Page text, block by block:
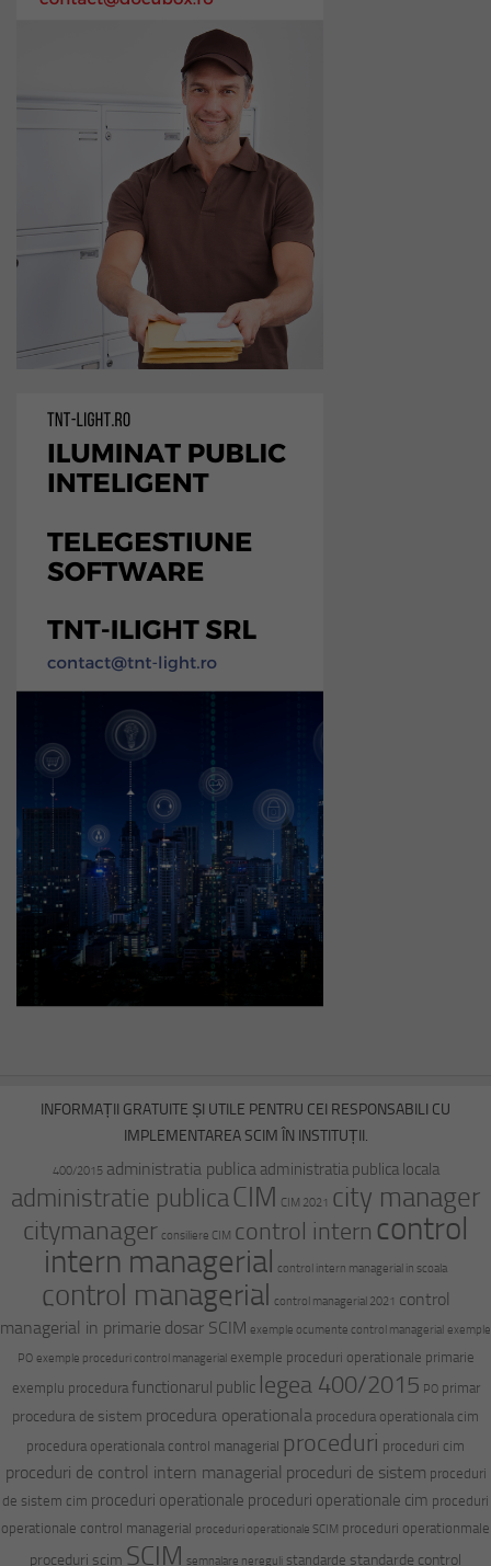
INFORMAȚII GRATUITE ȘI UTILE PENTRU CEI RESPONSABILI CU
IMPLEMENTAREA SCIM ÎN INSTITUȚII.
400/2015 administratia publica administratia publica locala
administratie publicaCIM CIM 2021 city manager
citymanager consiliere CIM control intern control
intern managerial control intern managerial in scoala
control managerial control managerial 2021 control
managerial in primarie dosar SCIM exemple ocumente control managerial exemple
PO exemple proceduri control managerial exemple proceduri operationale primarie
exemplu procedura functionarul public legea 400/2015 PO primar
procedura de sistem procedura operationala procedura operationala cim
procedura operationala control managerial proceduri proceduri cim
proceduri de control intern managerial proceduri de sistem proceduri
de sistem cim proceduri operationale proceduri operationale cim proceduri
operationale control managerial proceduri operationale SCIM proceduri operationmale
proceduri scim SCIM semnalare nereguli standarde standarde control